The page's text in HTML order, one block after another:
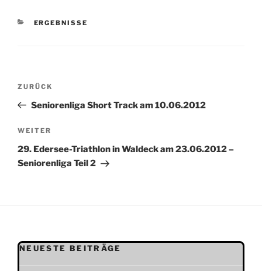
KATEGORIEN
ERGEBNISSE
Beitragsnavigation
Vorheriger
Beitrag
ZURÜCK
Seniorenliga Short Track am 10.06.2012
Nächster
Beitrag
WEITER
29. Edersee-Triathlon in Waldeck am 23.06.2012 –
Seniorenliga Teil 2
NEUESTE BEITRÄGE